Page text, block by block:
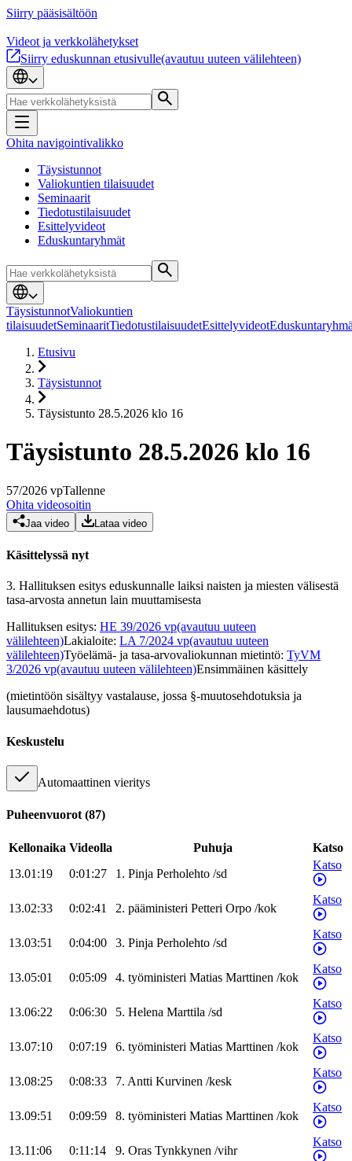
Siirry pääsisältöön
Videot ja verkkolähetykset
Siirry eduskunnan etusivulle(avautuu uuteen välilehteen)
Ohita navigointivalikko
Täysistunnot
Valiokuntien tilaisuudet
Seminaarit
Tiedotustilaisuudet
Esittelyvideot
Eduskuntaryhmät
TäysistunnotValiokuntien
tilaisuudetSeminaaritTiedotustilaisuudetEsittelyvideot
Etusivu
Täysistunnot
Täysistunto 28.5.2026 klo 16
Täysistunto 28.5.2026 klo 16
57/2026 vpTallenne
Ohita videosoitin
Jaa video Lataa video
Käsittelyssä nyt
3. Hallituksen esitys eduskunnalle laiksi naisten ja miesten välisestä
tasa-arvosta annetun lain muuttamisesta
Hallituksen esitys: HE 39/2026 vp(avautuu uuteen
välilehteen)Lakialoite: LA 7/2024 vp(avautuu uuteen
välilehteen)Työelämä- ja tasa-arvovaliokunnan mietintö: TyVM
3/2026 vp(avautuu uuteen välilehteen)Ensimmäinen käsittely
(mietintöön sisältyy vastalause, jossa §-muutosehdotuksia ja
lausumaehdotus)
Keskustelu
Automaattinen vieritys
Puheenvuorot (87)
Kellonaika Videolla Puhuja
Katso
13.01:19
0:01:27 1. Pinja Perholehto /sd
Katso
13.02:33 0:02:41 2. pääministeri Petteri Orpo /kok
Katso
13.03:51 0:04:00 3. Pinja Perholehto /sd
Katso
13.05:01 0:05:09 4. työministeri Matias Marttinen /kok
Katso
13.06:22 0:06:30 5. Helena Marttila /sd
Katso
13.07:10 0:07:19 6. työministeri Matias Marttinen /kok
Katso
13.08:25 0:08:33 7. Antti Kurvinen /kesk
Katso
13.09:51 0:09:59 8. työministeri Matias Marttinen /kok
Katso
13.11:06 0:11:14 9. Oras Tynkkynen /vihr
Katso